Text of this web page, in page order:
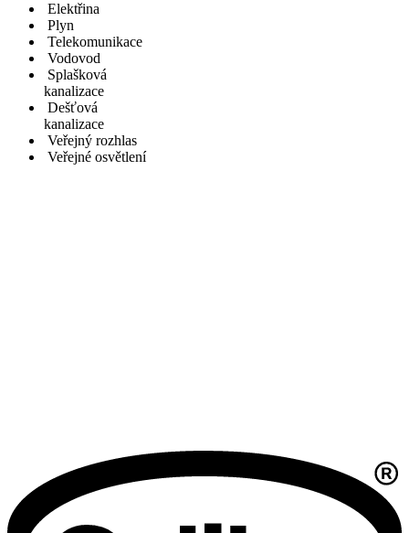
Elektřina
Plyn
Telekomunikace
Vodovod
Splašková
kanalizace
Dešťová
kanalizace
Veřejný rozhlas
Veřejné osvětlení